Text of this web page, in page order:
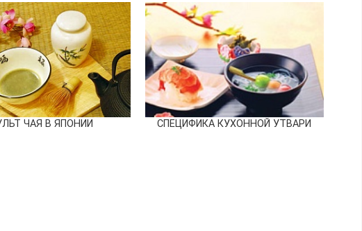
ЧАЯ В ЯПОНИИ СПЕЦИФИКА КУХОННОЙ УТВАРИ